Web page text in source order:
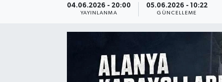
04.06.2026 - 20:00
YAYINLANMA
05.06.2026 - 10:22
GÜNCELLEME